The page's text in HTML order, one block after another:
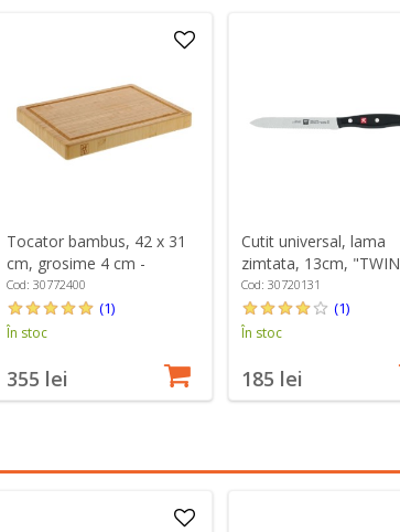
Tocator bambus, 42 x 31
cm, grosime 4 cm -
Zwilling
Cod: 30772400
(1)
În stoc
355 lei
Cutit universal, lama
zimtata, 13cm, "TWIN
Pollux" - Zwilling
Cod: 30720131
(1)
În stoc
185 lei